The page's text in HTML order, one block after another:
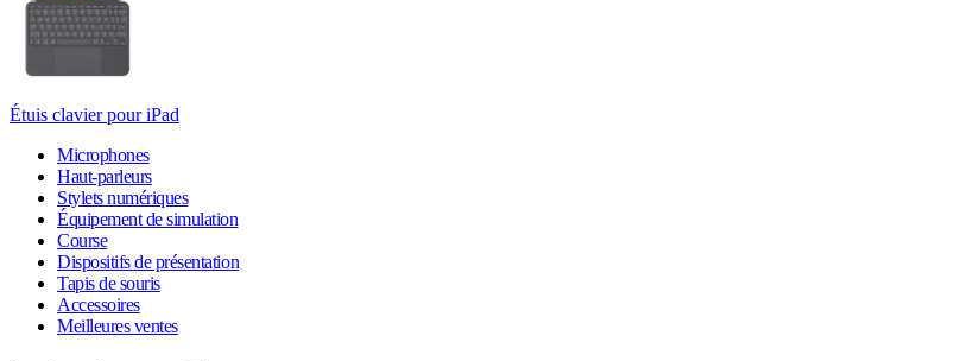
Étuis clavier pour iPad
Microphones
Haut-parleurs
Stylets numériques
Équipement de simulation
Course
Dispositifs de présentation
Tapis de souris
Accessoires
Meilleures ventes